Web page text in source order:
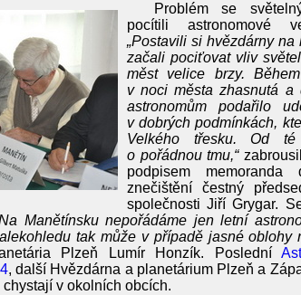
Problém se
pocítili astronomové
„Postavili si hvězdárny
začali pociťovat vliv
měst velice brzy.
v noci města zhasnutá a
astronomům podařilo
v dobrých podmínkách,
Velkého třesku. Od
o pořádnou tmu,“
podpisem memoranda
znečištění čestný
společnosti Jiří Grygar.
Manětínsku nepořádáme jen letní
tak může v případě jasné oblohy
Plzeň Lumír Honzík. Poslední
, další Hvězdárna a planetárium Plzeň a
v okolních obcích.